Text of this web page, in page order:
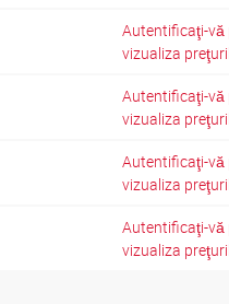
Autentificaţi-vă
vizualiza
Autentificaţi-vă
vizualiza
Autentificaţi-vă
vizualiza
Autentificaţi-vă
vizualiza